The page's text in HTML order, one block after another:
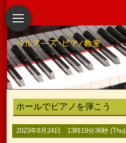
ホールでピアノを弾こう
2023年8月24日 13時19分36秒 (Thu)